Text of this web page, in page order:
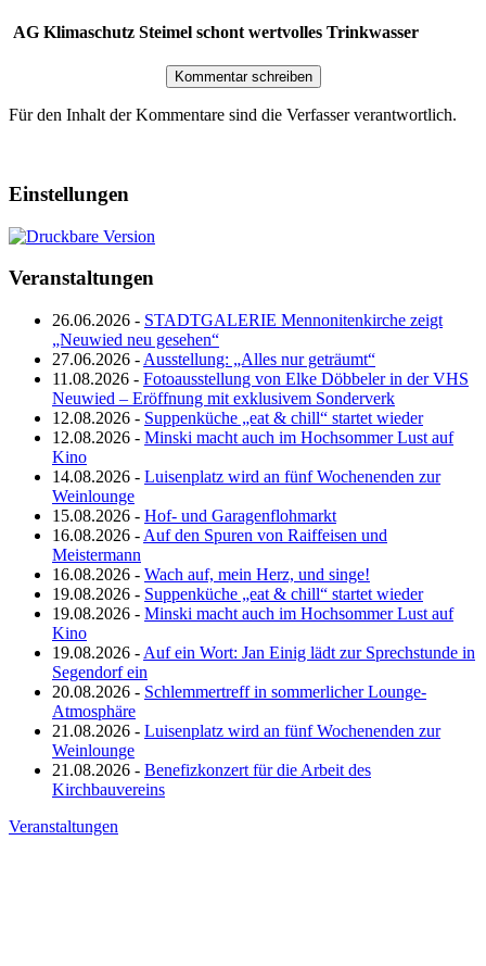
AG Klimaschutz Steimel schont wertvolles Trinkwasser
Für den Inhalt der Kommentare sind die Verfasser verantwortlich.
Einstellungen
Veranstaltungen
26.06.2026 - STADTGALERIE Mennonitenkirche zeigt
„Neuwied neu gesehen“
27.06.2026 - Ausstellung: „Alles nur geträumt“
11.08.2026 - Fotoausstellung von Elke Döbbeler in der VHS
Neuwied – Eröffnung mit exklusivem Sonderverk
12.08.2026 - Suppenküche „eat & chill“ startet wieder
12.08.2026 - Minski macht auch im Hochsommer Lust auf
Kino
14.08.2026 - Luisenplatz wird an fünf Wochenenden zur
Weinlounge
15.08.2026 - Hof- und Garagenflohmarkt
16.08.2026 - Auf den Spuren von Raiffeisen und
Meistermann
16.08.2026 - Wach auf, mein Herz, und singe!
19.08.2026 - Suppenküche „eat & chill“ startet wieder
19.08.2026 - Minski macht auch im Hochsommer Lust auf
Kino
19.08.2026 - Auf ein Wort: Jan Einig lädt zur Sprechstunde in
Segendorf ein
20.08.2026 - Schlemmertreff in sommerlicher Lounge-
Atmosphäre
21.08.2026 - Luisenplatz wird an fünf Wochenenden zur
Weinlounge
21.08.2026 - Benefizkonzert für die Arbeit des
Kirchbauvereins
Veranstaltungen